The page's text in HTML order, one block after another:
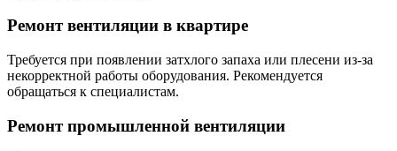
Ремонт вентиляции в квартире
Требуется при появлении затхлого запаха или плесени из-за
некорректной работы оборудования. Рекомендуется
обращаться к специалистам.
Ремонт промышленной вентиляции